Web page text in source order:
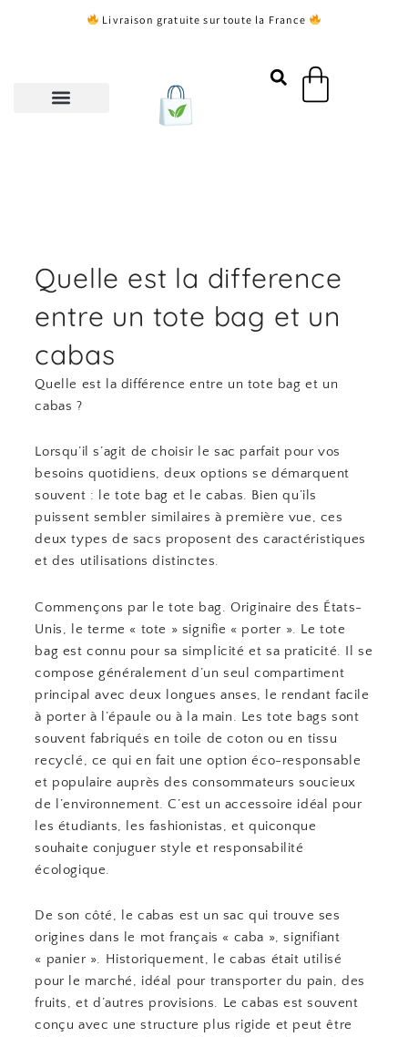
Livraison gratuite sur toute la France
Panier
Quelle est la difference
entre un tote bag et un
cabas
Quelle est la différence entre un tote bag et un
cabas ?
Lorsqu’il s’agit de choisir le sac parfait pour vos
besoins quotidiens, deux options se démarquent
souvent : le tote bag et le cabas. Bien qu’ils
puissent sembler similaires à première vue, ces
deux types de sacs proposent des caractéristiques
et des utilisations distinctes.
Commençons par le tote bag. Originaire des États-
Unis, le terme « tote » signifie « porter ». Le tote
bag est connu pour sa simplicité et sa praticité. Il se
compose généralement d’un seul compartiment
principal avec deux longues anses, le rendant facile
à porter à l’épaule ou à la main. Les tote bags sont
souvent fabriqués en toile de coton ou en tissu
recyclé, ce qui en fait une option éco-responsable
et populaire auprès des consommateurs soucieux
de l’environnement. C’est un accessoire idéal pour
les étudiants, les fashionistas, et quiconque
souhaite conjuguer style et responsabilité
écologique.
De son côté, le cabas est un sac qui trouve ses
origines dans le mot français « caba », signifiant
« panier ». Historiquement, le cabas était utilisé
pour le marché, idéal pour transporter du pain, des
fruits, et d’autres provisions. Le cabas est souvent
conçu avec une structure plus rigide et peut être